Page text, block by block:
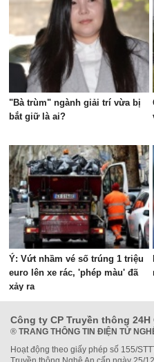
"Bà trùm" ngành giải trí vừa bị
bắt giữ là ai?
Ý: Vứt nhầm vé số trúng 1 triệu
euro lên xe rác, 'phép màu' đã
xảy ra
Công ty CP Truyền thông 24H
® TRANG THÔNG TIN ĐIỆN TỬ
Hoạt động theo giấy phép số 155/